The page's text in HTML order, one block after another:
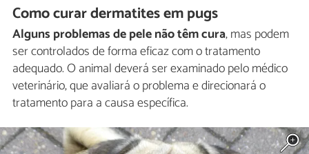
Como curar dermatites em pugs
Alguns problemas de pele não têm cura, mas podem
ser controlados de forma eficaz com o tratamento
adequado. O animal deverá ser examinado pelo médico
veterinário, que avaliará o problema e direcionará o
tratamento para a causa específica.